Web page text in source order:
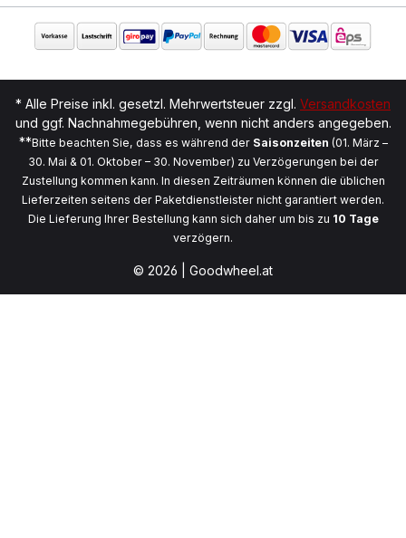
* Alle Preise inkl. gesetzl. Mehrwertsteuer zzgl. Versandkosten
und ggf. Nachnahmegebühren, wenn nicht anders angegeben.
**Bitte beachten Sie, dass es während der Saisonzeiten (01. März –
30. Mai & 01. Oktober – 30. November) zu Verzögerungen bei der
Zustellung kommen kann. In diesen Zeiträumen können die üblichen
Lieferzeiten seitens der Paketdienstleister nicht garantiert werden.
Die Lieferung Ihrer Bestellung kann sich daher um bis zu 10 Tage
verzögern.
© 2026 | Goodwheel.at